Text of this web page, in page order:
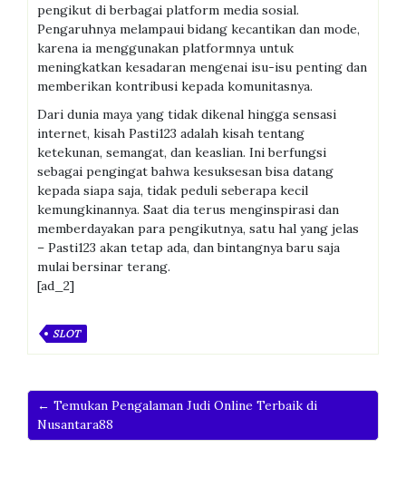
pengikut di berbagai platform media sosial.
Pengaruhnya melampaui bidang kecantikan dan mode,
karena ia menggunakan platformnya untuk
meningkatkan kesadaran mengenai isu-isu penting dan
memberikan kontribusi kepada komunitasnya.
Dari dunia maya yang tidak dikenal hingga sensasi
internet, kisah Pasti123 adalah kisah tentang
ketekunan, semangat, dan keaslian. Ini berfungsi
sebagai pengingat bahwa kesuksesan bisa datang
kepada siapa saja, tidak peduli seberapa kecil
kemungkinannya. Saat dia terus menginspirasi dan
memberdayakan para pengikutnya, satu hal yang jelas
– Pasti123 akan tetap ada, dan bintangnya baru saja
mulai bersinar terang.
[ad_2]
SLOT
← Temukan Pengalaman Judi Online Terbaik di
Nusantara88